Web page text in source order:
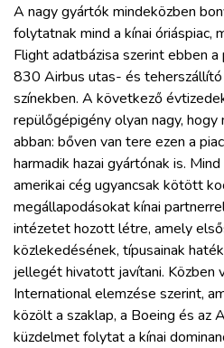
A nagy gyártók mindeközben
folytatnak mind a kínai óriáspiac,
Flight adatbázisa szerint ebben
830 Airbus utas- és
színekben. A következő
repülőgépigény olyan nagy,
abban: bőven van tere ezen a
harmadik hazai gyártónak is.
amerikai cég ugyancsak kötött
megállapodásokat kínai
intézetet hozott létre, amely
közlekedésének, típusainak
jellegét hivatott javítani. Közben
International elemzése szerint,
közölt a szaklap, a Boeing és az
küzdelmet folytat a kínai